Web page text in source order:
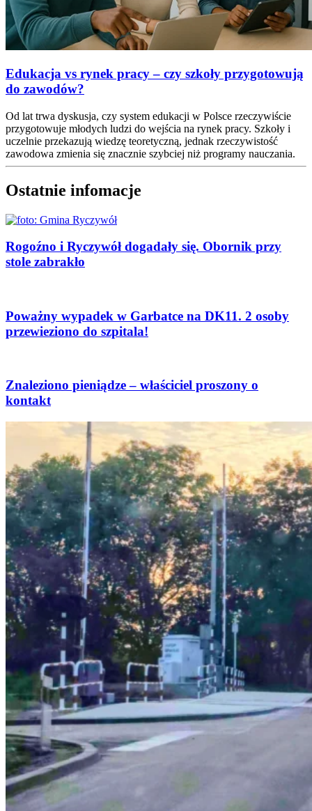
Edukacja vs rynek pracy – czy szkoły przygotowują
do zawodów?
Od lat trwa dyskusja, czy system edukacji w Polsce rzeczywiście
przygotowuje młodych ludzi do wejścia na rynek pracy. Szkoły i
uczelnie przekazują wiedzę teoretyczną, jednak rzeczywistość
zawodowa zmienia się znacznie szybciej niż programy nauczania.
Ostatnie infomacje
Rogoźno i Ryczywół dogadały się. Obornik przy
stole zabrakło
Poważny wypadek w Garbatce na DK11. 2 osoby
przewieziono do szpitala!
Znaleziono pieniądze – właściciel proszony o
kontakt